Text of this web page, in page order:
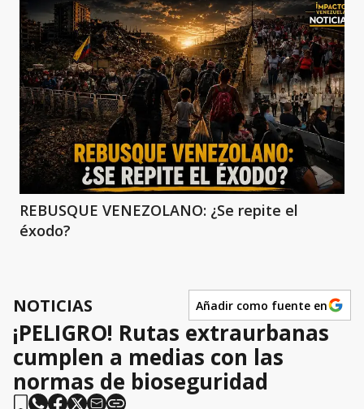
REBUSQUE VENEZOLANO: ¿Se repite el
éxodo?
NOTICIAS Añadir como fuente en
¡PELIGRO! Rutas extraurbanas
cumplen a medias con las
normas de bioseguridad